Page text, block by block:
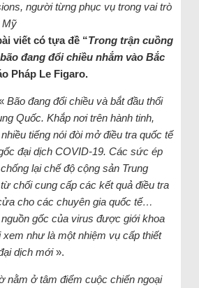
người từng phục vụ trong vai trò
Mỹ
viết có tựa đề “Trong trận cuồng
đang đổi chiều nhắm vào Bắc
Pháp Le Figaro.
Bão đang đổi chiều và bắt đầu thổi
Quốc. Khắp nơi trên hành tinh,
tiếng nói đòi mở điều tra quốc tế
đại dịch COVID-19. Các sức ép
lại chế độ cộng sản Trung
chối cung cấp các kết quả điều tra
cho các chuyên gia quốc tế…
gốc của virus được giới khoa
như là một nhiệm vụ cấp thiết
dịch mới».
nằm ở tâm điểm cuộc chiến ngoại